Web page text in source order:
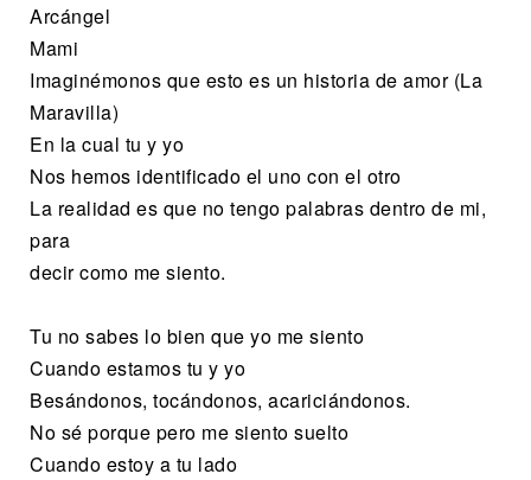
Arcángel
Mami
Imaginémonos que esto es un historia de amor (La
Maravilla)
En la cual tu y yo
Nos hemos identificado el uno con el otro
La realidad es que no tengo palabras dentro de mi,
para
decir como me siento.
Tu no sabes lo bien que yo me siento
Cuando estamos tu y yo
Besándonos, tocándonos, acariciándonos.
No sé porque pero me siento suelto
Cuando estoy a tu lado